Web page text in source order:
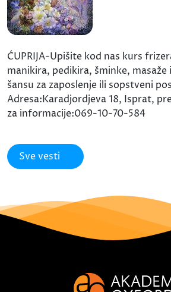
ĆUPRIJA-Upišite kod nas kurs
manikira, pedikira, šminke, masaže
šansu za zaposlenje ili sopstveni
Adresa:Karadjordjeva 18, Isprat,
za informacije:069-10-70-584
Sve vesti